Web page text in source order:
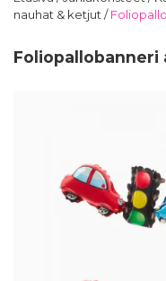
nauhat & ketjut/
Foliopallobanneri